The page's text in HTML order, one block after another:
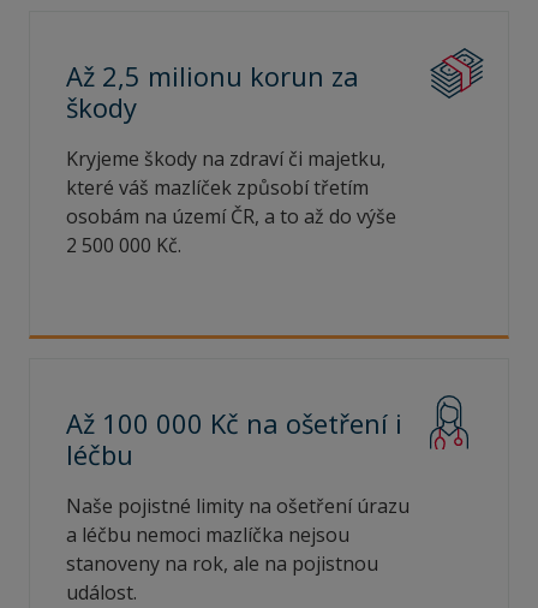
Až 2,5 milionu korun za
škody
Kryjeme škody na zdraví či majetku,
které váš mazlíček způsobí třetím
osobám na území ČR, a to až do výše
2 500 000 Kč.
Až 100 000 Kč na ošetření i
léčbu
Naše pojistné limity na ošetření úrazu
a léčbu nemoci mazlíčka nejsou
stanoveny na rok, ale na pojistnou
událost.